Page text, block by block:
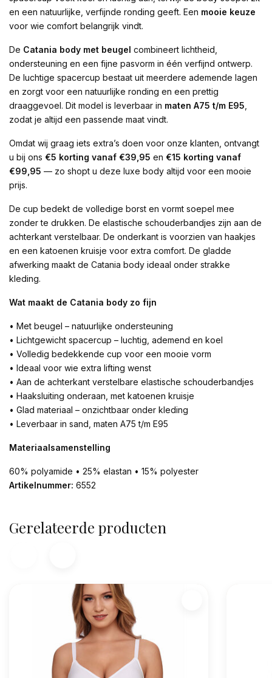
en een natuurlijke, verfijnde ronding geeft. Een mooie keuze
voor wie comfort belangrijk vindt.
De Catania body met beugel combineert lichtheid,
ondersteuning en een fijne pasvorm in één verfijnd ontwerp.
De luchtige spacercup bestaat uit meerdere ademende lagen
en zorgt voor een natuurlijke ronding en een prettig
draaggevoel. Dit model is leverbaar in maten A75 t/m E95
zodat je altijd een passende maat vindt.
Omdat wij graag iets extra’s doen voor onze klanten, ontvangt
u bij ons €5 korting vanaf €39,95 en €15 korting vanaf
€99,95 — zo shopt u deze luxe body altijd voor een mooie
prijs.
De cup bedekt de volledige borst en vormt soepel mee
zonder te drukken. De elastische schouderbandjes zijn aan de
achterkant verstelbaar. De onderkant is voorzien van haakjes
en een katoenen kruisje voor extra comfort. De gladde
afwerking maakt de Catania body ideaal onder strakke
kleding.
Wat maakt de Catania body zo fijn
• Met beugel – natuurlijke ondersteuning
• Lichtgewicht spacercup – luchtig, ademend en koel
• Volledig bedekkende cup voor een mooie vorm
• Ideaal voor wie extra lifting wenst
• Aan de achterkant verstelbare elastische schouderbandjes
• Haaksluiting onderaan, met katoenen kruisje
• Glad materiaal – onzichtbaar onder kleding
• Leverbaar in sand, maten A75 t/m E95
Materiaalsamenstelling
60% polyamide • 25% elastan • 15% polyester
Artikelnummer: 6552
Gerelateerde producten